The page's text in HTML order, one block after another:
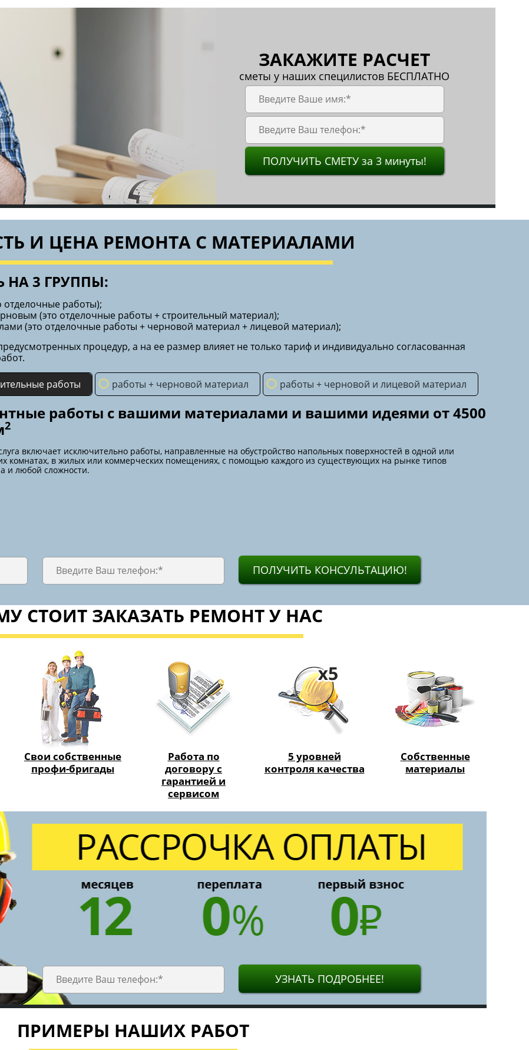
ЗАКАЖИТЕ РАСЧЕТ
сметы у наших специлистов БЕСПЛАТНО
ПОЛУЧИТЬ СМЕТУ за 3 минуты!
И ЦЕНА РЕМОНТА С МАТЕРИАЛАМИ
3 ГРУППЫ:
отделочные работы);
(это отделочные работы + строительный материал);
(это отделочные работы + черновой материал + лицевой материал);
процедур, а на ее размер влияет не только тариф и индивидуально согласованная
работы работы + черновой материал работы + черновой и лицевой материал
работы с вашими материалами и вашими идеями от 4500
2
включает исключительно работы, направленные на обустройство напольных поверхностей в одной или
комнатах, в жилых или коммерческих помещениях, с помощью каждого из существующих на рынке типов
и любой сложности.
ПОЛУЧИТЬ КОНСУЛЬТАЦИЮ!
СТОИТ ЗАКАЗАТЬ РЕМОНТ У НАС
Свои собственные
профи-бригады
Работа по
договору с
гарантией и
сервисом
5 уровней
контроля качества
Собственные
материалы
УЗНАТЬ ПОДРОБНЕЕ!
ПРИМЕРЫ НАШИХ РАБОТ